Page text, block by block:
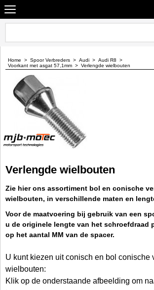
Home > Spoor Verbreders > Audi > Audi R8 >
Voorkant met asgat 57,1mm > Verlengde wielbouten
Verlengde wielbouten
Zie hier ons assortiment bol en conische
wielbouten, in verschillende maten en
Voor de maatvoering bij gebruik van een
u de originele lengte van het schroefdraad
op het aantal MM van de spacer.
U kunt kiezen uit conisch en bol conische
wielbouten:
Klik op de onderstaande afbeelding om